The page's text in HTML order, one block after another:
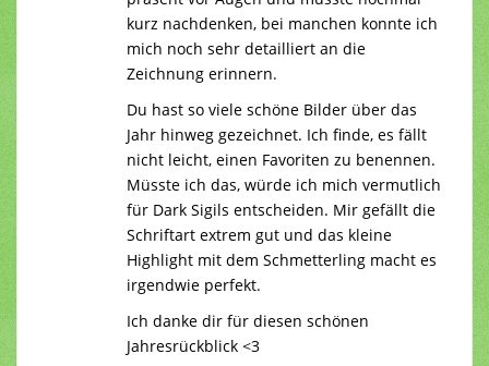
kurz nachdenken, bei manchen konnte ich
mich noch sehr detailliert an die
Zeichnung erinnern.
Du hast so viele schöne Bilder über das
Jahr hinweg gezeichnet. Ich finde, es fällt
nicht leicht, einen Favoriten zu benennen.
Müsste ich das, würde ich mich vermutlich
für Dark Sigils entscheiden. Mir gefällt die
Schriftart extrem gut und das kleine
Highlight mit dem Schmetterling macht es
irgendwie perfekt.
Ich danke dir für diesen schönen
Jahresrückblick <3